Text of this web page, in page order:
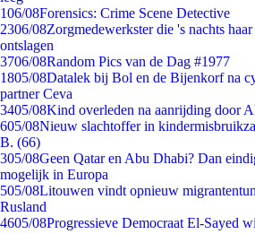
106/08Forensics: Crime Scene Detective
2306/08Zorgmedewerkster die 's nachts
ontslagen
3706/08Random Pics van de Dag #1977
1805/08Datalek bij Bol en de Bijenkorf na
partner Ceva
3405/08Kind overleden na aanrijding door
605/08Nieuw slachtoffer in
B. (66)
305/08Geen Qatar en Abu Dhabi? Dan
mogelijk in Europa
505/08Litouwen vindt opnieuw
Rusland
4605/08Progressieve Democraat El-Sayed